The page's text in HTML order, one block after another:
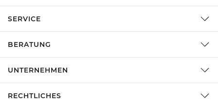
SERVICE
BERATUNG
UNTERNEHMEN
RECHTLICHES